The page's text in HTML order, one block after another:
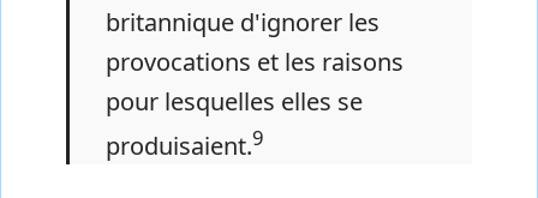
britannique d'ignorer les
provocations et les raisons
pour lesquelles elles se
produisaient.9